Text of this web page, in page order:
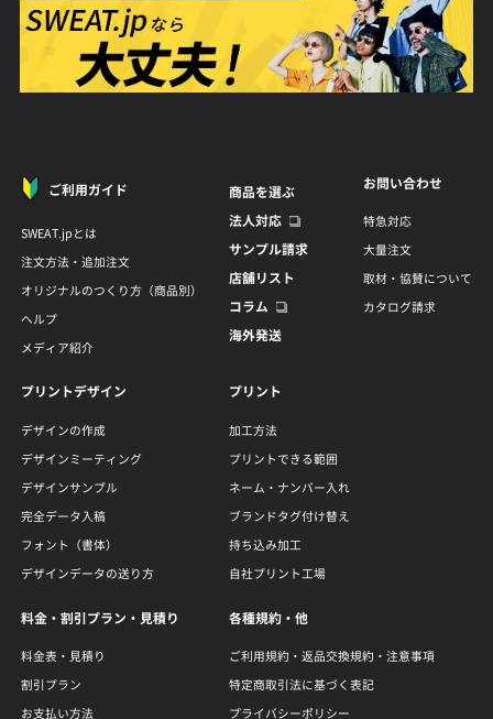
ご利用ガイド
SWEAT.jpとは
注文方法・追加注文
オリジナルのつくり方（商品別）
ヘルプ
メディア紹介
商品を選ぶ
法人対応
サンプル請求
店舗リスト
コラム
海外発送
お問い合わせ
特急対応
大量注文
取材・協賛について
カタログ請求
プリントデザイン
デザインの作成
デザインミーティング
デザインサンプル
完全データ入稿
フォント（書体）
デザインデータの送り方
プリント
加工方法
プリントできる範囲
ネーム・ナンバー入れ
ブランドタグ付け替え
持ち込み加工
自社プリント工場
料金・割引プラン・見積り
料金表・見積り
割引プラン
お支払い方法
各種規約・他
ご利用規約・返品交換規約・注意事項
特定商取引法に基づく表記
プライバシーポリシー